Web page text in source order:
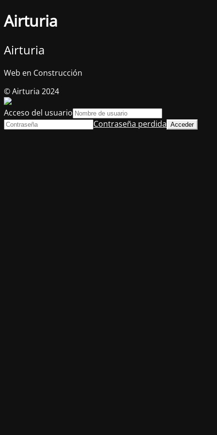
Airturia
Airturia
Web en Construcción
© Airturia 2024
Acceso del usuario
Contraseña perdida